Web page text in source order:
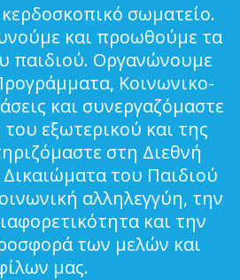
σωματείο.
και προωθούμε τα
παιδιού. Οργανώνουμε
Κοινωνικο-
και συνεργαζόμαστε
εξωτερικού και της
στη Διεθνή
του Παιδιού
αλληλεγγύη, την
και την
των μελών και
μας.